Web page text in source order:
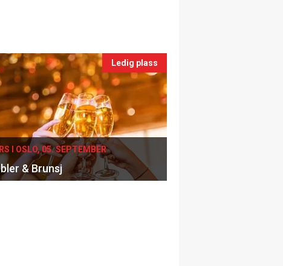
Ledig plass
I OSLO, 05. SEPTEMBER
& Brunsj